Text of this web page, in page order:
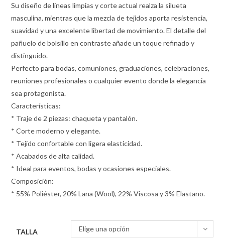
Su diseño de líneas limpias y corte actual realza la silueta
masculina, mientras que la mezcla de tejidos aporta resistencia,
suavidad y una excelente libertad de movimiento. El detalle del
pañuelo de bolsillo en contraste añade un toque refinado y
distinguido.
Perfecto para bodas, comuniones, graduaciones, celebraciones,
reuniones profesionales o cualquier evento donde la elegancia
sea protagonista.
Características:
* Traje de 2 piezas: chaqueta y pantalón.
* Corte moderno y elegante.
* Tejido confortable con ligera elasticidad.
* Acabados de alta calidad.
* Ideal para eventos, bodas y ocasiones especiales.
Composición:
* 55% Poliéster, 20% Lana (Wool), 22% Viscosa y 3% Elastano.
TALLA Elige una opción